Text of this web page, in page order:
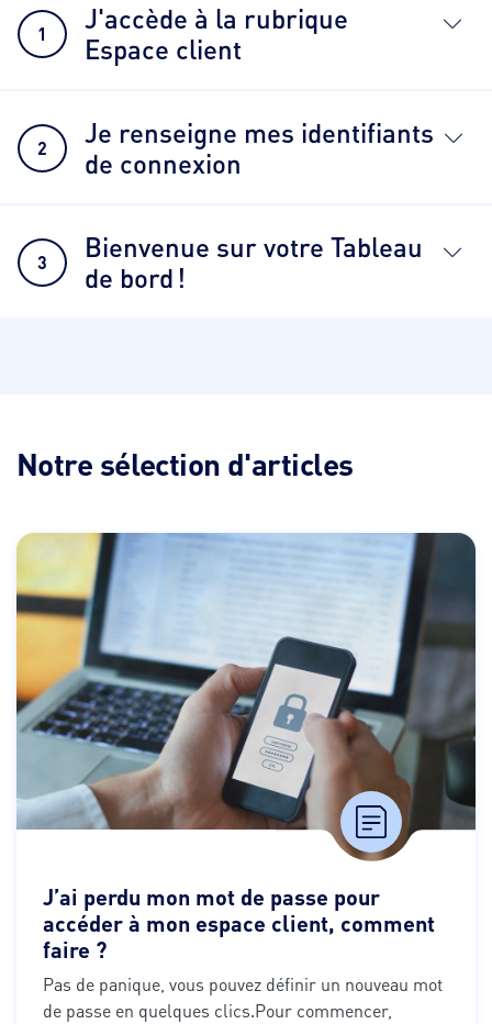
1
J'accède à la rubrique
Espace client
2
Je renseigne mes identifiants
de connexion
3
Bienvenue sur votre Tableau
de bord !
Notre sélection d'articles
J’ai perdu mon mot de passe pour
accéder à mon espace client, comment
faire ?
Pas de panique, vous pouvez définir un nouveau mot
de passe en quelques clics.Pour commencer,